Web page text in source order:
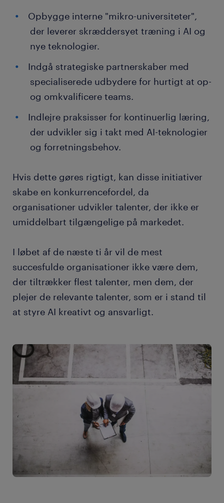
Opbygge interne "mikro-universiteter",
der leverer skræddersyet træning i AI og
nye teknologier.
Indgå strategiske partnerskaber med
specialiserede udbydere for hurtigt at op-
og omkvalificere teams.
Indlejre praksisser for kontinuerlig læring,
der udvikler sig i takt med AI-teknologier
og forretningsbehov.
Hvis dette gøres rigtigt, kan disse initiativer
skabe en konkurrencefordel, da
organisationer udvikler talenter, der ikke er
umiddelbart tilgængelige på markedet.
I løbet af de næste ti år vil de mest
succesfulde organisationer ikke være dem,
der tiltrækker flest talenter, men dem, der
plejer de relevante talenter, som er i stand til
at styre AI kreativt og ansvarligt.